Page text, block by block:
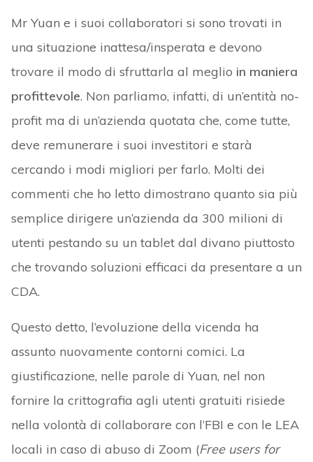
Mr Yuan e i suoi collaboratori si sono trovati in
una situazione inattesa/insperata e devono
trovare il modo di sfruttarla al meglio in maniera
profittevole. Non parliamo, infatti, di un’entità no-
profit ma di un’azienda quotata che, come tutte,
deve remunerare i suoi investitori e starà
cercando i modi migliori per farlo. Molti dei
commenti che ho letto dimostrano quanto sia più
semplice dirigere un’azienda da 300 milioni di
utenti pestando su un tablet dal divano piuttosto
che trovando soluzioni efficaci da presentare a un
CDA.
Questo detto, l’evoluzione della vicenda ha
assunto nuovamente contorni comici. La
giustificazione, nelle parole di Yuan, nel non
fornire la crittografia agli utenti gratuiti risiede
nella volontà di collaborare con l’FBI e con le LEA
locali in caso di abuso di Zoom (Free users for